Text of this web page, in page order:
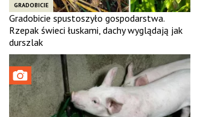
GRADOBICIE
Gradobicie spustoszyło gospodarstwa.
Rzepak świeci łuskami, dachy wyglądają jak
durszlak